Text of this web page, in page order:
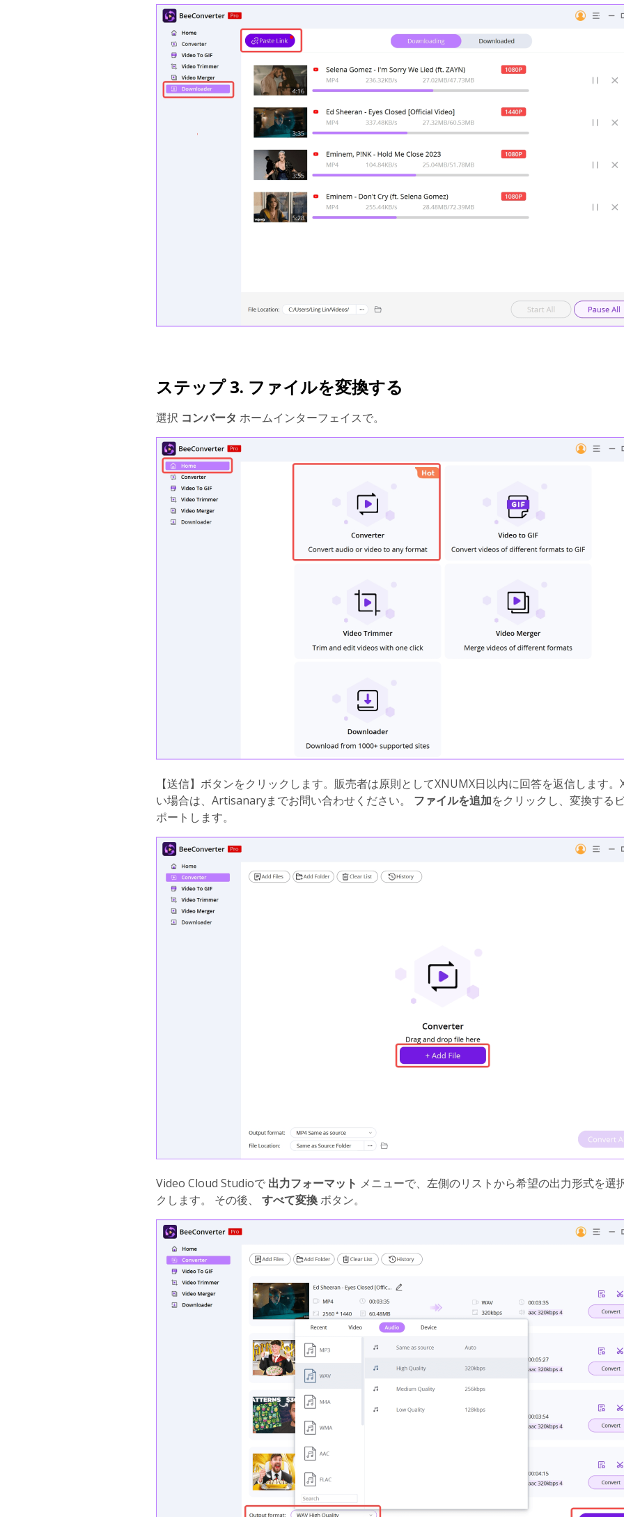
ステップ 3. ファイルを変換する
選択 コンバータ ホームインターフェイスで。
【送信】ボタンをクリックします。販売者は原則としてXNUMX日以内に回答を返信します
い場合は、Artisanaryまでお問い合わせください。 ファイルを追加をクリックし、変換する
ポートします。
Video Cloud Studioで 出力フォーマット メニューで、左側のリストから希望の出力形式を選
クします。 その後、 すべて変換ボタン。